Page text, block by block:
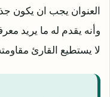
العنوان يجب ان يكون
وأنه يقدم له ما يريد
لا يستطيع القارئ